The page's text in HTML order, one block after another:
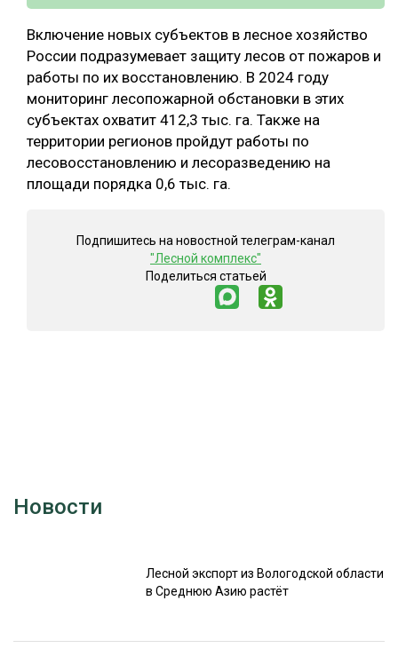
Включение новых субъектов в лесное хозяйство
России подразумевает защиту лесов от пожаров и
работы по их восстановлению. В 2024 году
мониторинг лесопожарной обстановки в этих
субъектах охватит 412,3 тыс. га. Также на
территории регионов пройдут работы по
лесовосстановлению и лесоразведению на
площади порядка 0,6 тыс. га.
Подпишитесь на новостной телеграм-канал
"Лесной комплекс"
Поделиться статьей
Новости
Лесной экспорт из Вологодской области
в Среднюю Азию растёт